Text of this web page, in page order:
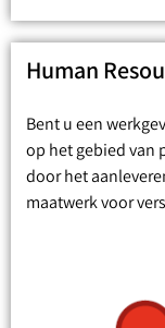
Human
Bent u een
op het gebied van
door het
maatwerk voor